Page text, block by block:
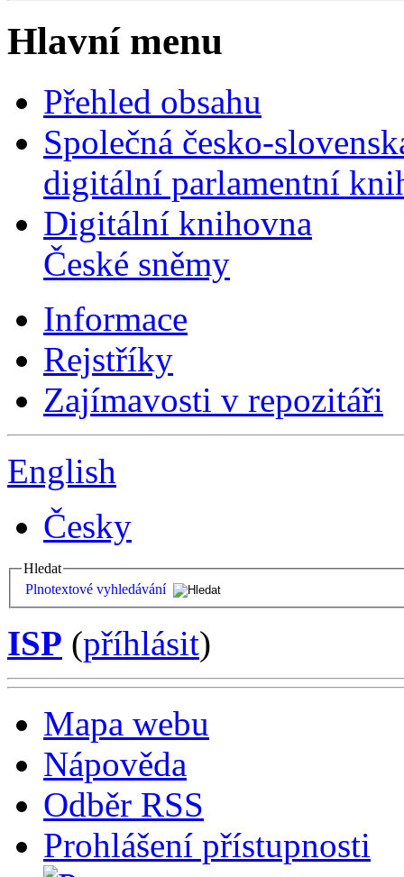
Hlavní menu
Přehled obsahu
Společná česko-
digitální parlamentní
Digitální knihovna
České sněmy
Informace
Rejstříky
Zajímavosti v repozitáři
English
Česky
Hledat
Plnotextové vyhledávání
ISP (příhlásit)
Mapa webu
Nápověda
Odběr RSS
Prohlášení přístupnosti